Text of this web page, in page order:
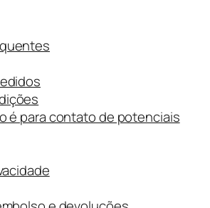
é para contato de potenciais